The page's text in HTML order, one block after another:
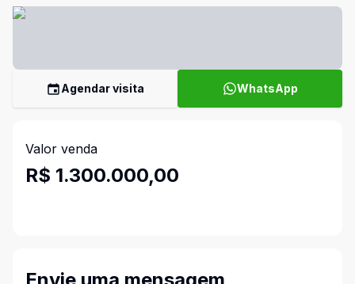
Agendar visita WhatsApp
Valor venda
R$ 1.300.000,00